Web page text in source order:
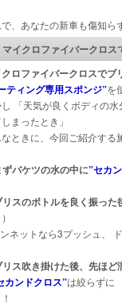
で、あなたの新車も傷知
マイクロファイバークロス
ロファイバークロスで
ティング専用スポンジ”を
し 「天気が良くボディの
まったとき」
ときに、今回ご紹介する
ずバケツの水の中に”セカ
リスのボトルを良く振っ
ネットなら3プッシュ、
リス吹き掛けた後、先ほど
カンドクロス”は絞らずに